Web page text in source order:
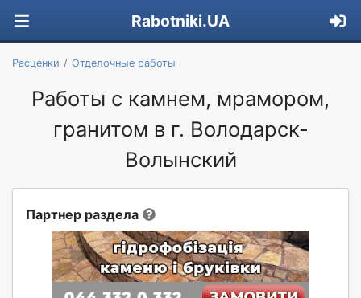
Rabotniki.UA
Расценки Отделочные работы
Работы с камнем, мрамором,
гранитом в г. Володарск-
Волынский
Партнер раздела